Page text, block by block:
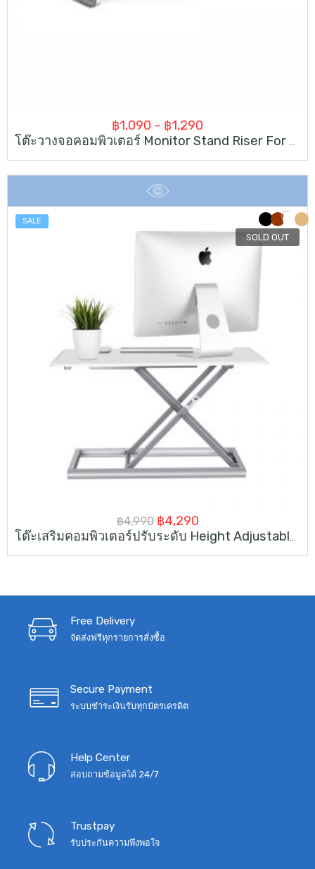
฿1,090 – ฿1,290
range:
โต๊ะวางจอคอมพิวเตอร์ Monitor Stand Riser For Laptop IMac Computer
SOLD OUT
SALE
฿4,990 Original
price
฿4,290Current
price
โต๊ะเสริมคอมพิวเตอร์ปรับระดับ Height Adjustable Standing Desk Converter 30inch
Free Delivery
จัดส่งฟรีทุกรายการสั่งซื้อ
Secure Payment
ระบบชำระเงินรับทุกบัตรเครดิต
Help Center
สอบถามข้อมูลได้ 24/7
Trustpay
รับประกันความพึงพอใจ